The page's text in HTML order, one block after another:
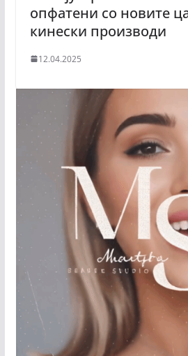
опфатени со новите
кинески производи
12.04.2025